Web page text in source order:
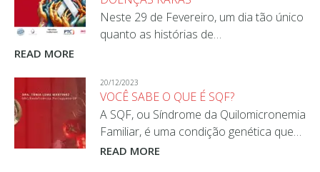
Neste 29 de Fevereiro, um dia tão único
quanto as histórias de…
READ MORE
20/12/2023
VOCÊ SABE O QUE É SQF?
A SQF, ou Síndrome da Quilomicronemia
Familiar, é uma condição genética que…
READ MORE